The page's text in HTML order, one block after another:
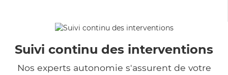
Suivi continu des interventions
Nos experts autonomie s'assurent de votre